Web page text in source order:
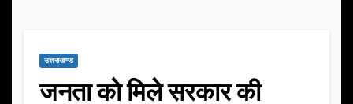
उत्तराखण्ड
जनता को मिले सरकार की